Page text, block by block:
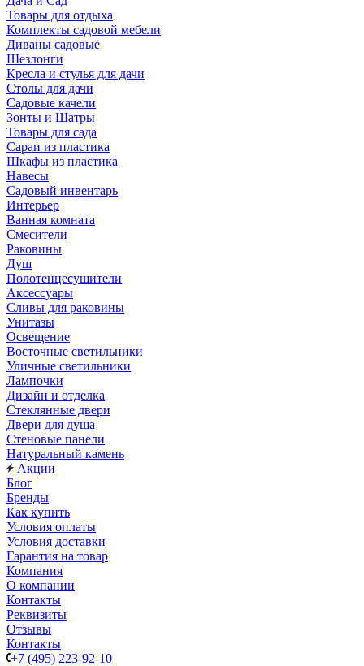
Товары для отдыха
Комплекты садовой мебели
Диваны садовые
Шезлонги
Кресла и стулья для дачи
Столы для дачи
Садовые качели
Зонты и Шатры
Товары для сада
Сараи из пластика
Шкафы из пластика
Навесы
Садовый инвентарь
Интерьер
Ванная комната
Смесители
Раковины
Душ
Полотенцесушители
Аксессуары
Сливы для раковины
Унитазы
Освещение
Восточные светильники
Уличные светильники
Лампочки
Дизайн и отделка
Стеклянные двери
Двери для душа
Стеновые панели
Натуральный камень
Акции
Блог
Бренды
Как купить
Условия оплаты
Условия доставки
Гарантия на товар
Компания
О компании
Контакты
Реквизиты
Отзывы
Контакты
+7 (495) 223-92-10